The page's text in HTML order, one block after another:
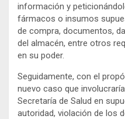
información y
fármacos o insumos
de compra, documentos,
del almacén, entre otros
en su poder.
Seguidamente, con el
nuevo caso que
Secretaría de Salud en
autoridad, violación de los